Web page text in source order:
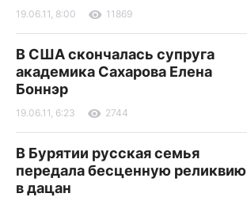
19.06.11, 8:00 11869
В США скончалась супруга
академика Сахарова Елена
Боннэр
19.06.11, 6:23 2744
В Бурятии русская семья
передала бесценную реликвию
в дацан